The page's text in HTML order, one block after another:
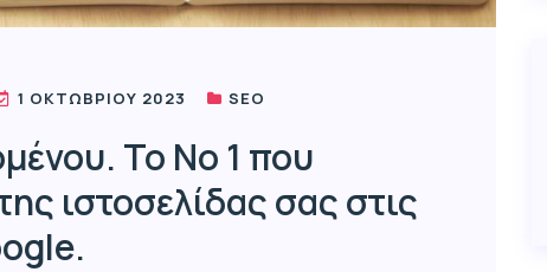
1 ΟΚΤΩΒΡΊΟΥ 2023 SEO
Το Νο 1 που
ιστοσελίδας σας στις